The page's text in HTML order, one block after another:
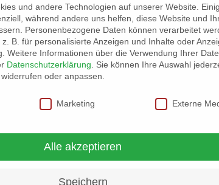
SCOUT ELB-LOCATION: PANORAMA
und andere Technologien auf unserer Website.
während andere uns helfen, diese Website und
Personenbezogene Daten können verarbeitet
B. für personalisierte Anzeigen und Inhalte oder
Weitere Informationen über die Verwendung Ihrer
Datenschutzerklärung
Sie können Ihre Auswahl
widerrufen oder anpassen.
Marketing Externe
Alle akzeptieren
Speichern